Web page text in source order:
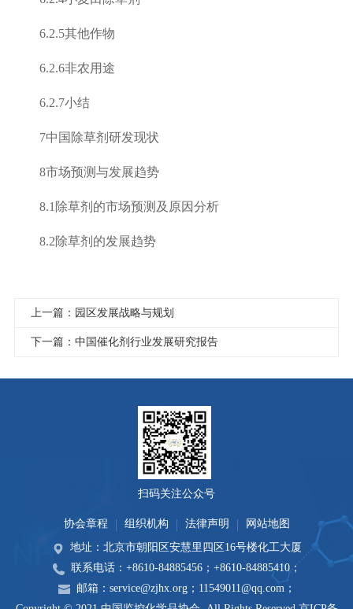
6.2.5其他作物
6.2.6非农用途
6.2.7小结
7中国除草剂研发现状
8市场预测与发展趋势
8.1 除草剂的市场预测及原因分析
8.2除草剂的发展趋势
上一篇：园区发展战略与规划
下一篇：中国催化剂行业发展研究报告
扫码关注公众号
协会章程 组织机构 法律声明
网站地图
地址：北京市朝阳区安慧里四区16号楼化工大厦
联系电话：+8610-84885456；+8610-84885410；
邮箱：service@zjhx.org；11549011@qq.com；